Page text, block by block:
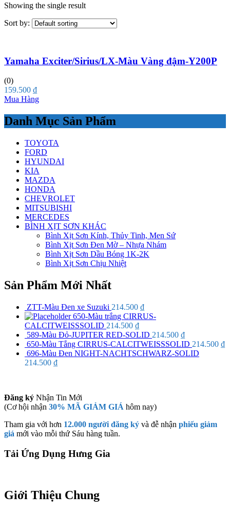
Showing the single result
Sort by:
Yamaha Exciter/Sirius/LX-Màu Vàng đậm-Y200P
(0)
159.500 ₫
Mua Hàng
Danh Mục Sản Phẩm
TOYOTA
FORD
HYUNDAI
KIA
MAZDA
HONDA
CHEVROLET
MITSUBISHI
MERCEDES
BÌNH XỊT SƠN KHÁC
Bình Xịt Sơn Kính, Thủy Tinh, Men Sứ
Bình Xịt Sơn Đen Mờ – Nhựa Nhám
Bình Xịt Sơn Dầu Bóng 1K-2K
Bình Xịt Sơn Chịu Nhiệt
Sản Phẩm Mới Nhất
ZTT-Màu Đen xe Suzuki 214.500 ₫
650-Màu trắng CIRRUS-
CALCITWEISSSOLID 214.500 ₫
589-Màu Đỏ-JUPITER RED-SOLID 214.500 ₫
650-Màu Tắng CIRRUS-CALCITWEISSSOLID 214.500 ₫
696-Màu Đen NIGHT-NACHTSCHWARZ-SOLID
214.500 ₫
Đăng ký Nhận Tin Mới
(Cơ hội nhận 30% MÃ GIẢM GIÁ hôm nay)
Tham gia với hơn 12.000 người đăng ký và đễ nhận phiếu giảm
giá mới vào mỗi thứ Sáu hàng tuần.
Tải Ứng Dụng Hưng Gia
Giới Thiệu Chung